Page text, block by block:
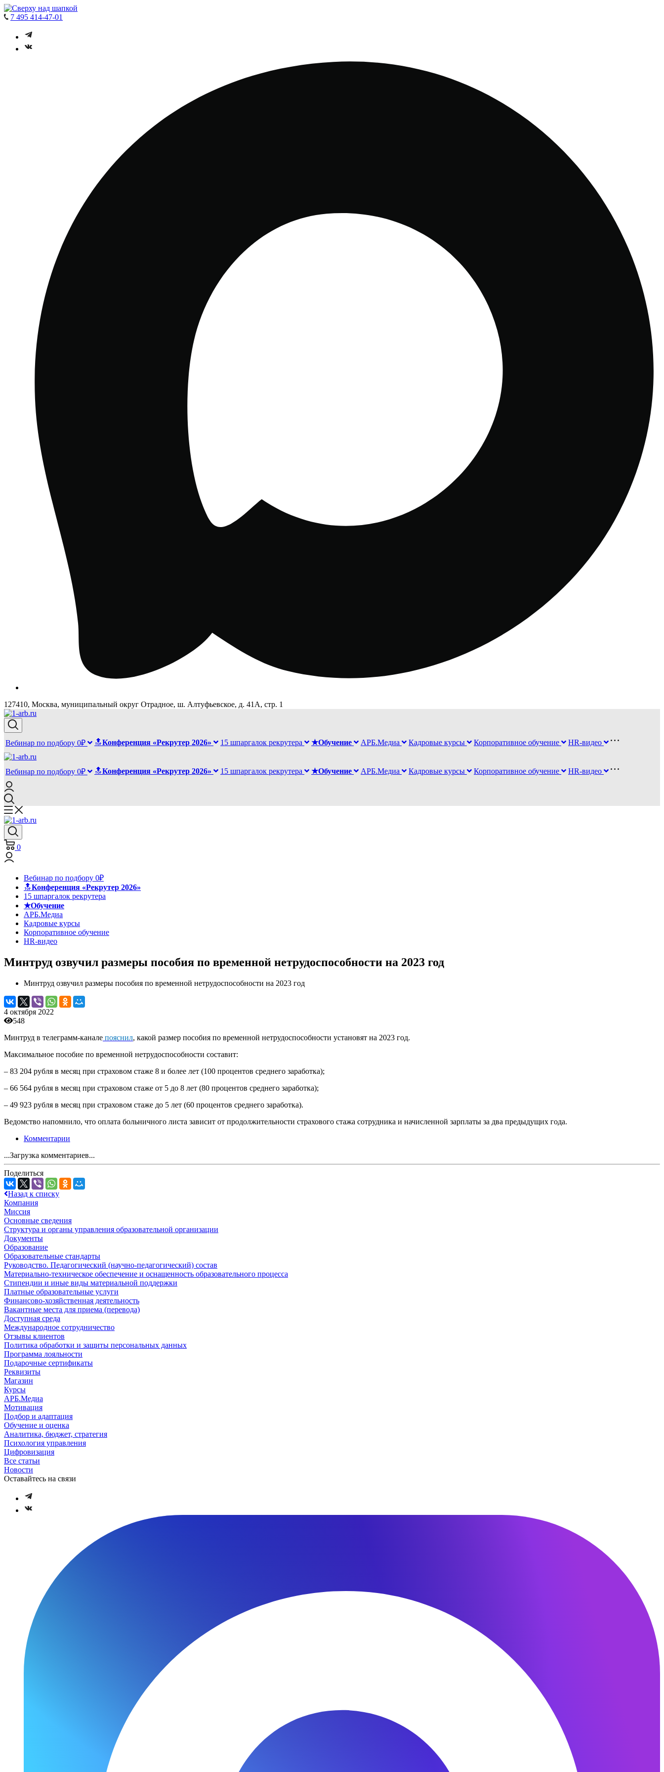
7 495 414-47-01
127410, Москва, муниципальный округ Отрадное, ш. Алтуфьевское, д. 41А, стр. 1
Вебинар по подбору 0₽ 🔝Конференция «Рекрутер 2026» 15 шпаргалок рекрутера ★Обучение АРБ.Медиа Кадровые курсы Корпоративное обучение HR-видео
Вебинар по подбору 0₽ 🔝Конференция «Рекрутер 2026» 15 шпаргалок рекрутера ★Обучение АРБ.Медиа Кадровые курсы Корпоративное обучение HR-видео
0
Вебинар по подбору 0₽
🔝Конференция «Рекрутер 2026»
15 шпаргалок рекрутера
★Обучение
АРБ.Медиа
Кадровые курсы
Корпоративное обучение
HR-видео
Минтруд озвучил размеры пособия по временной нетрудоспособности на 2023 год
Минтруд озвучил размеры пособия по временной нетрудоспособности на 2023 год
4 октября 2022
548
Минтруд в телеграмм-канале пояснил, какой размер пособия по временной нетрудоспособности установят на 2023 год.
Максимальное пособие по временной нетрудоспособности составит:
– 83 204 рубля в месяц при страховом стаже 8 и более лет (100 процентов среднего заработка);
– 66 564 рубля в месяц при страховом стаже от 5 до 8 лет (80 процентов среднего заработка);
– 49 923 рубля в месяц при страховом стаже до 5 лет (60 процентов среднего заработка).
Ведомство напомнило, что оплата больничного листа зависит от продолжительности страхового стажа сотрудника и начисленной зарплаты за два предыдущих года.
Комментарии
...Загрузка комментариев...
Поделиться
Назад к списку
Компания
Миссия
Основные сведения
Структура и органы управления образовательной организации
Документы
Образование
Образовательные стандарты
Руководство. Педагогический (научно-педагогический) состав
Материально-техническое обеспечение и оснащенность образовательного процесса
Стипендии и иные виды материальной поддержки
Платные образовательные услуги
Финансово-хозяйственная деятельность
Вакантные места для приема (перевода)
Доступная среда
Международное сотрудничество
Отзывы клиентов
Политика обработки и защиты персональных данных
Программа лояльности
Подарочные сертификаты
Реквизиты
Магазин
Курсы
АРБ.Медиа
Мотивация
Подбор и адаптация
Обучение и оценка
Аналитика, бюджет, стратегия
Психология управления
Цифровизация
Все статьи
Новости
Оставайтесь на связи